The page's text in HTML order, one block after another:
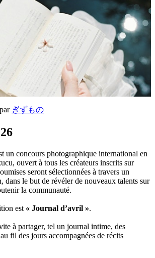
ぎずもの
un concours photographique international en
ouvert à tous les créateurs inscrits sur
seront sélectionnées à travers un
dans le but de révéler de nouveaux talents sur
la communauté.
est « Journal d’avril ».
à partager, tel un journal intime, des
fil des jours accompagnées de récits